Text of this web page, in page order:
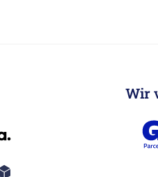
Wir